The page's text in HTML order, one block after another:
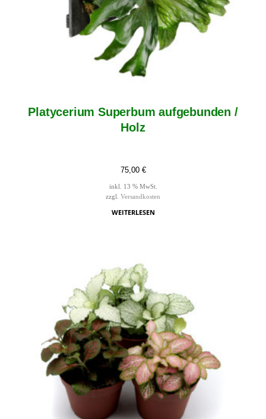
Platycerium Superbum aufgebunden /
Holz
75,00 €
inkl. 13 % MwSt.
zzgl. Versandkosten
WEITERLESEN